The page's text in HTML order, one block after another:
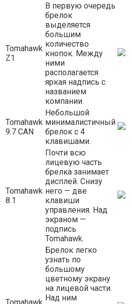
Tomahawk
Z1
В первую очередь
брелок
выделяется
большим
количество
кнопок. Между
ними
располагается
яркая надпись с
названием
компании.
Tomahawk
9.7 CAN
Небольшой
минималистичный
брелок с 4
клавишами.
Tomahawk
8.1
Почти всю
лицевую часть
брелка занимает
дисплей. Снизу
него — две
клавиши
управления. Над
экраном —
подпись
Tomahawk.
Tomahawk
Брелок легко
узнать по
большому
цветному экрану
на лицевой части.
Над ним